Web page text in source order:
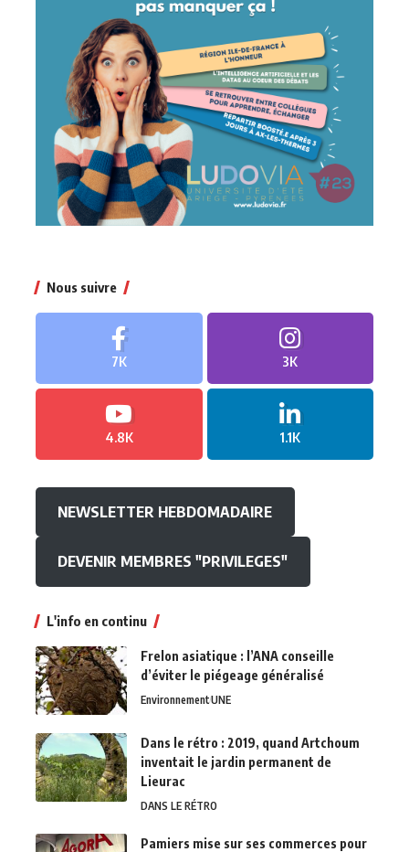
Nous suivre
7K 3K
4.8K 1.1K
NEWSLETTER HEBDOMADAIRE
DEVENIR MEMBRES "PRIVILEGES"
L'info en continu
Frelon asiatique : l’ANA conseille
d’éviter le piégeage généralisé
EnvironnementUNE
Dans le rétro : 2019, quand Artchoum
inventait le jardin permanent de
Lieurac
DANS LE RÉTRO
Pamiers mise sur ses commerces pour